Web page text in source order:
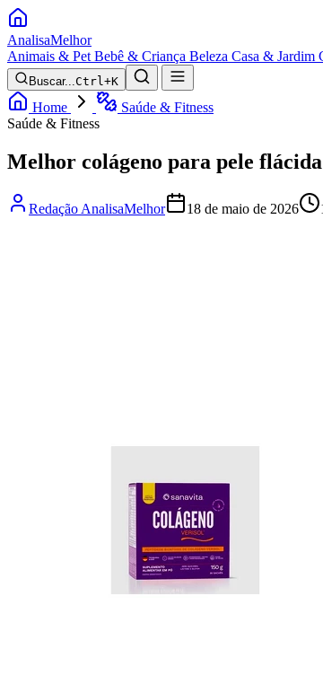
AnalisaMelhor
Animais & Pet Bebê & Criança Beleza Casa & Jardim
Buscar...Ctrl+K
Home
Saúde & Fitness
Saúde & Fitness
Melhor colágeno para pele
Redação AnalisaMelhor 18 de maio de 2026